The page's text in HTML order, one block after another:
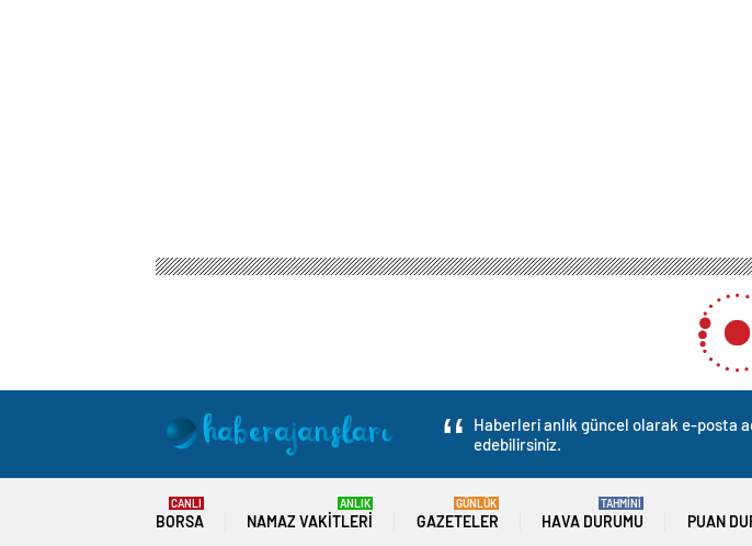
Kocaeli’de Namus Davası Kavgası